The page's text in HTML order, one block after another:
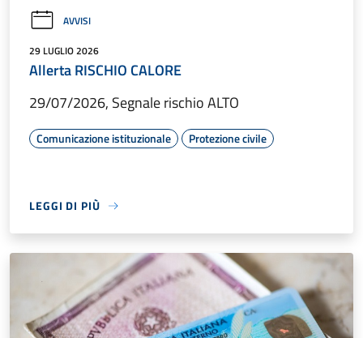
AVVISI
29 LUGLIO 2026
Allerta RISCHIO CALORE
29/07/2026, Segnale rischio ALTO
Comunicazione istituzionale Protezione civile
LEGGI DI PIÙ